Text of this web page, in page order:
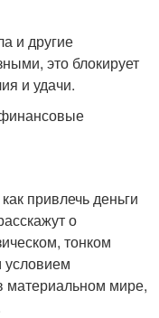
и другие
это блокирует
и удачи.
привлечь деньги
о
тонком
условием
материальном мире,